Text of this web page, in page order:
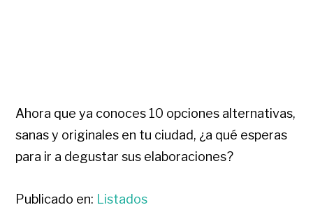
Ahora que ya conoces 10 opciones alternativas,
sanas y originales en tu ciudad, ¿a qué esperas
para ir a degustar sus elaboraciones?
Publicado en: Listados